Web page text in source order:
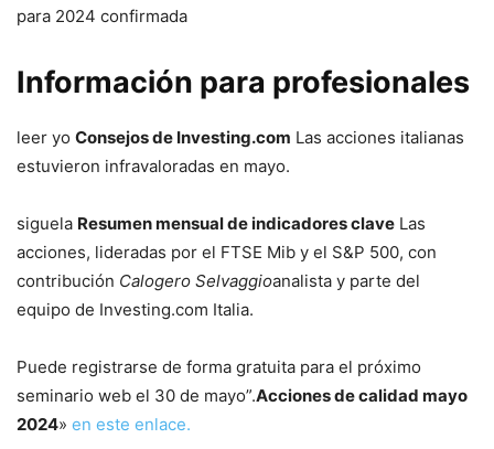
para 2024 confirmada
Información para profesionales
leer yo Consejos de Investing.com Las acciones italianas
estuvieron infravaloradas en mayo.
siguela Resumen mensual de indicadores clave Las
acciones, lideradas por el FTSE Mib y el S&P 500, con
contribución Calogero Selvaggioanalista y parte del
equipo de Investing.com Italia.
Puede registrarse de forma gratuita para el próximo
seminario web el 30 de mayo”.Acciones de calidad mayo
2024» en este enlace.